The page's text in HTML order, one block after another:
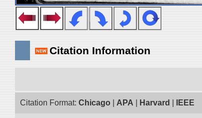
Citation Information
Citation Format: Chicago APA Harvard IEEE